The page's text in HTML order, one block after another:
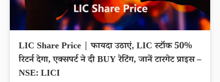
LIC Share Price | फायदा उठाएं, LIC स्टॉक 50%
रिटर्न देगा, एक्सपर्ट ने दी BUY रेटिंग, जानें टारगेट प्राइस –
NSE: LICI